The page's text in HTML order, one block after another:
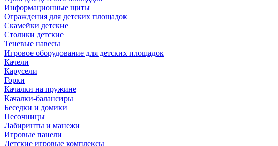
Информационные щиты
Ограждения для детских площадок
Скамейки детские
Столики детские
Теневые навесы
Игровое оборудование для детских площадок
Качели
Карусели
Горки
Качалки на пружине
Качалки-балансиры
Беседки и домики
Песочницы
Лабиринты и манежи
Игровые панели
Детские игровые комплексы